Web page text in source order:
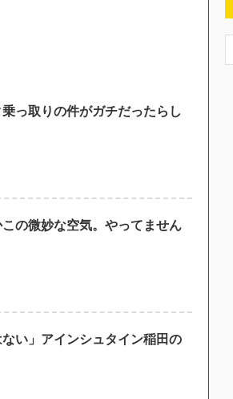
っ取りの件がガチだったらし
の微妙な空気。やってません
い」アインシュタイン稲田の